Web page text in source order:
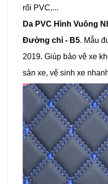
rối PVC,...
Da PVC Hình Vuông
Đường chỉ - B5. Mẫu
2019. Giúp bảo vệ xe
sàn xe, vệ sinh xe